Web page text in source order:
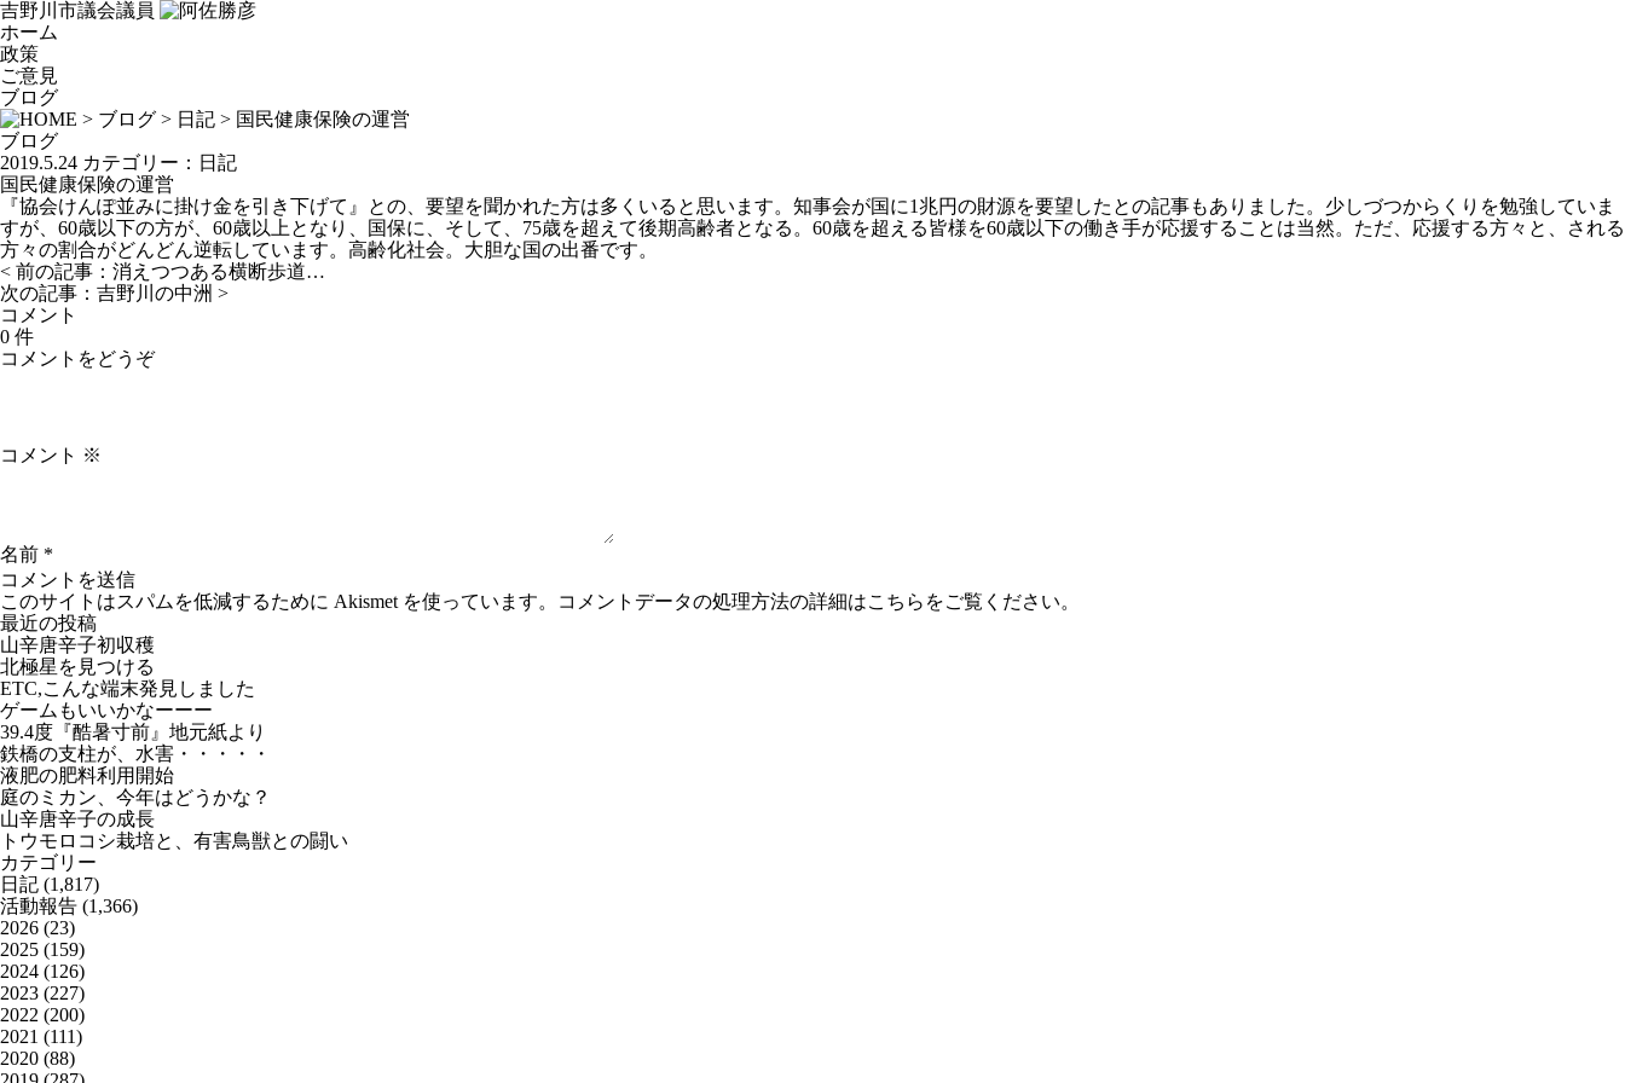
吉野川市議会議員
ホーム
政策
ご意見
ブログ
> ブログ > 日記 > 国民健康保険の運営
ブログ
2019.5.24 カテゴリー： 日記
国民健康保険の運営
『協会けんぽ並みに掛け金を引き下げて』との、要望を聞かれた方は多くいると思います。知事会が国に1兆円の財源を要望したとの記事もありました。少しづつからくりを勉強していま
すが、60歳以下の方が、60歳以上となり、国保に、そして、75歳を超えて後期高齢者となる。60歳を超える皆様を60歳以下の働き手が応援することは当然。ただ、応援する方々と、される
方々の割合がどんどん逆転しています。高齢化社会。大胆な国の出番です。
< 前の記事： 消えつつある横断歩道…
次の記事： 吉野川の中洲 >
コメント
0 件
コメントをどうぞ
コメント ※
名前 *
このサイトはスパムを低減するために Akismet を使っています。 コメントデータの処理方法の詳細はこちらをご覧ください。
最近の投稿
山辛唐辛子初収穫
北極星を見つける
ETC,こんな端末発見しました
ゲームもいいかなーーー
39.4度『酷暑寸前』地元紙より
鉄橋の支柱が、水害・・・・・
液肥の肥料利用開始
庭のミカン、今年はどうかな？
山辛唐辛子の成長
トウモロコシ栽培と、有害鳥獣との闘い
カテゴリー
日記 (1,817)
活動報告 (1,366)
2026 (23)
2025 (159)
2024 (126)
2023 (227)
2022 (200)
2021 (111)
2020 (88)